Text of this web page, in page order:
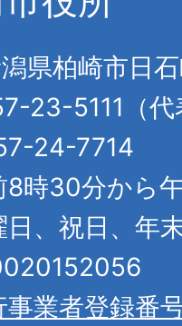
県柏崎市日
23-5111（代
24-7714
8時30分から
日、祝日、年
事業者登録番